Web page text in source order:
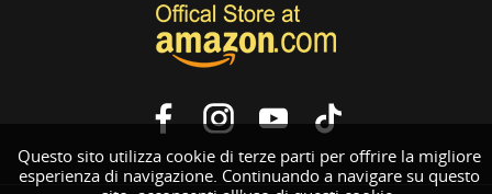
Questo sito utilizza cookie di terze parti per offrire la migliore
esperienza di navigazione. Continuando a navigare su questo